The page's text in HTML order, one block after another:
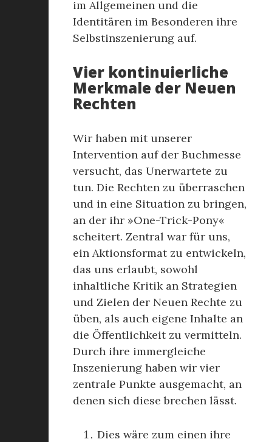
im Allgemeinen und die
Identitären im Besonderen ihre
Selbstinszenierung auf.
Vier kontinuierliche
Merkmale der Neuen
Rechten
Wir haben mit unserer
Intervention auf der Buchmesse
versucht, das Unerwartete zu
tun. Die Rechten zu überraschen
und in eine Situation zu bringen,
an der ihr »One-Trick-Pony«
scheitert. Zentral war für uns,
ein Aktionsformat zu entwickeln,
das uns erlaubt, sowohl
inhaltliche Kritik an Strategien
und Zielen der Neuen Rechte zu
üben, als auch eigene Inhalte an
die Öffentlichkeit zu vermitteln.
Durch ihre immergleiche
Inszenierung haben wir vier
zentrale Punkte ausgemacht, an
denen sich diese brechen lässt.
Dies wäre zum einen ihre